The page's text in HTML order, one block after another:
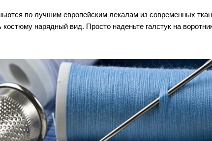
по лучшим европейским лекалам из современных
костюму нарядный вид. Просто наденьте галстук на